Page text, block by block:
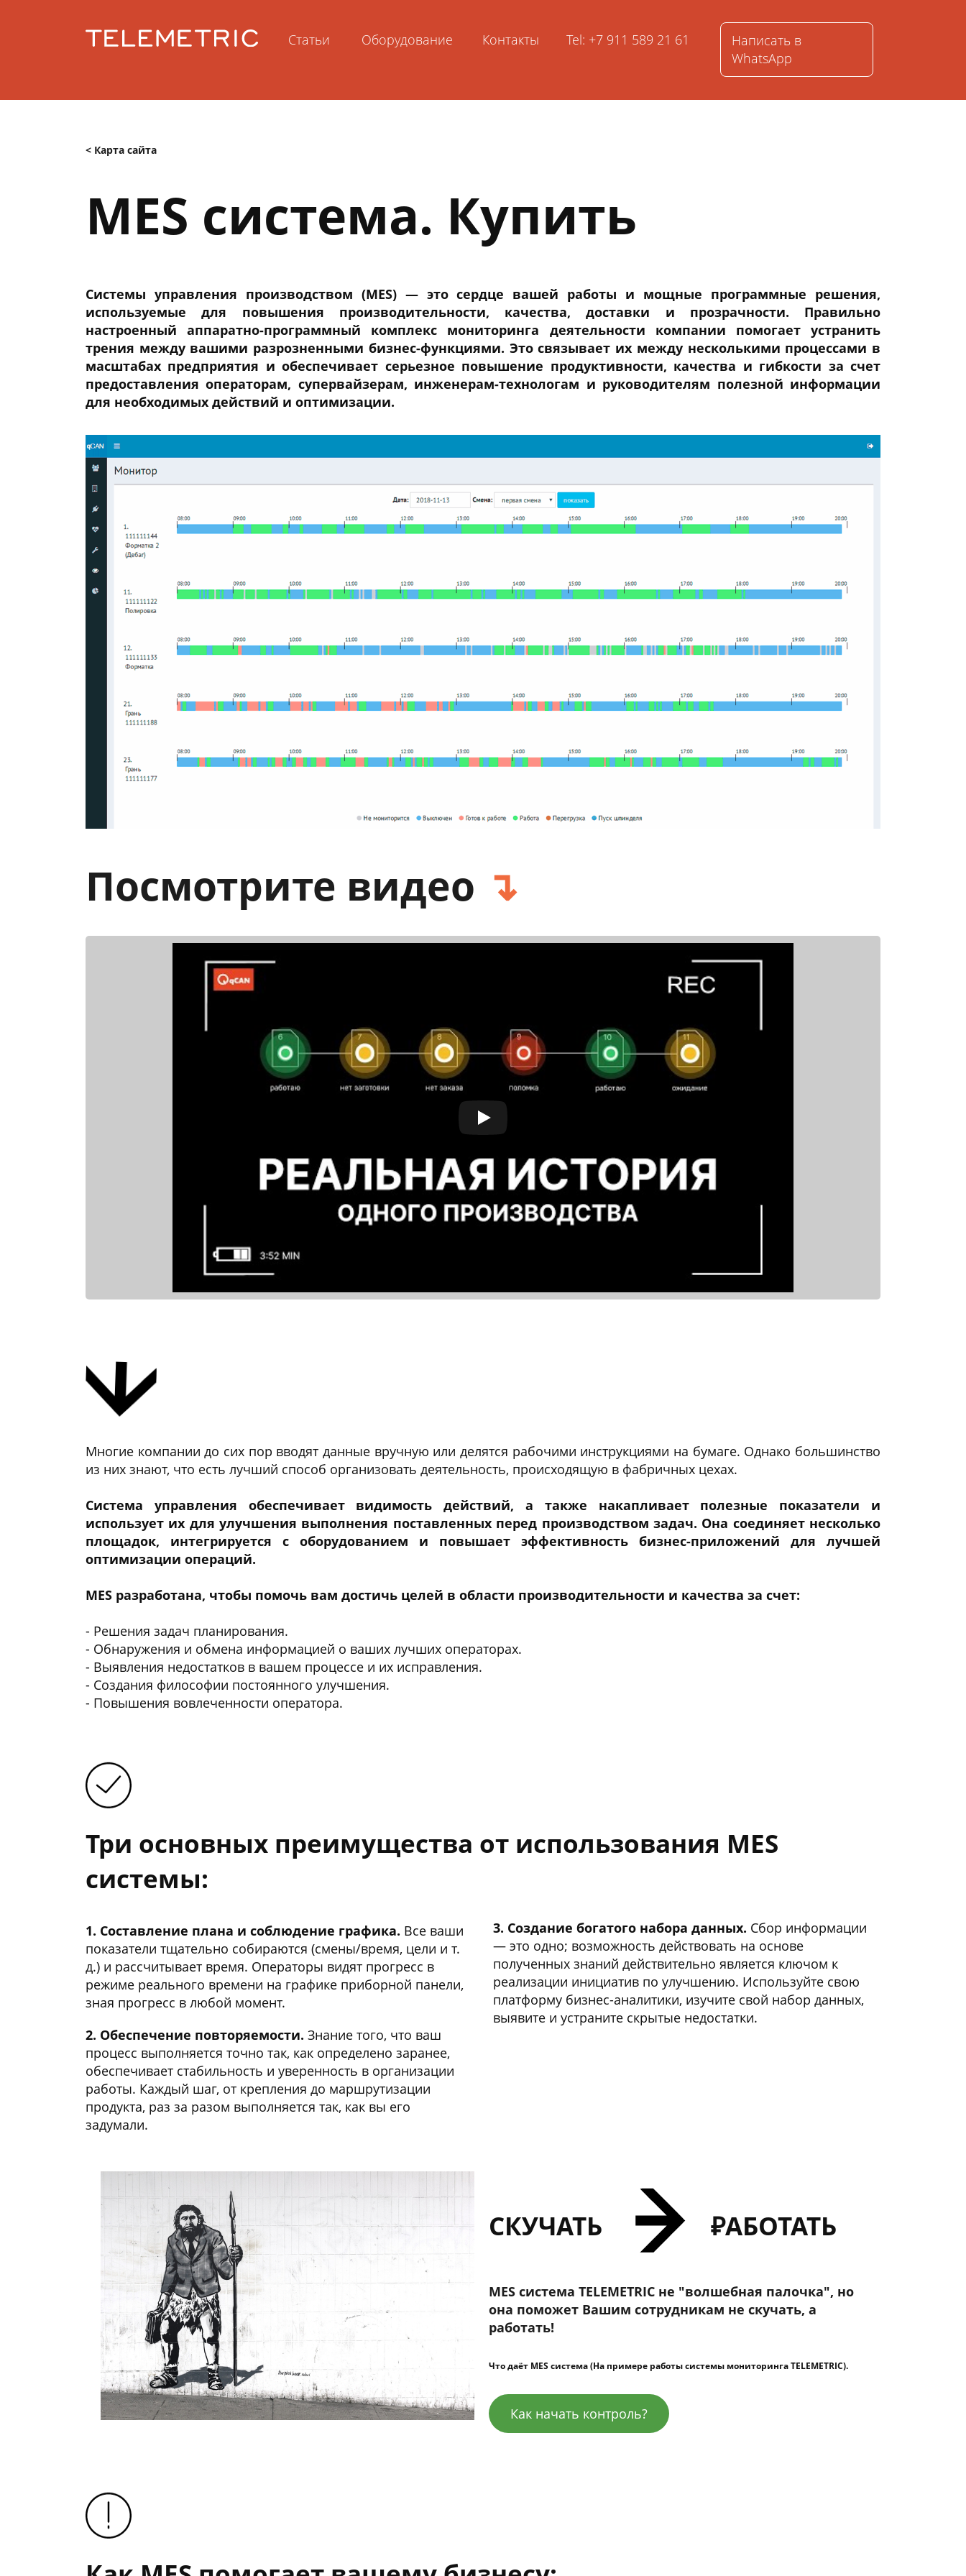
Статьи Оборудование Контакты Tel: +7 911 589 21 61
Написать в
WhatsApp
< Карта сайта
MES система. Купить
Системы управления производством (MES) — это сердце вашей работы и мощные программные решения,
используемые для повышения производительности, качества, доставки и прозрачности. Правильно
настроенный аппаратно-программный комплекс мониторинга деятельности компании помогает устранить
трения между вашими разрозненными бизнес-функциями. Это связывает их между несколькими процессами в
масштабах предприятия и обеспечивает серьезное повышение продуктивности, качества и гибкости за счет
предоставления операторам, супервайзерам, инженерам-технологам и руководителям полезной информации
для необходимых действий и оптимизации.
Посмотрите видео ↴
Многие компании до сих пор вводят данные вручную или делятся рабочими инструкциями на бумаге. Однако большинство
из них знают, что есть лучший способ организовать деятельность, происходящую в фабричных цехах.
Система управления обеспечивает видимость действий, а также накапливает полезные показатели и
использует их для улучшения выполнения поставленных перед производством задач. Она соединяет несколько
площадок, интегрируется с оборудованием и повышает эффективность бизнес-приложений для лучшей
оптимизации операций.
MES разработана, чтобы помочь вам достичь целей в области производительности и качества за счет:
- Решения задач планирования.
- Обнаружения и обмена информацией о ваших лучших операторах.
- Выявления недостатков в вашем процессе и их исправления.
- Создания философии постоянного улучшения.
- Повышения вовлеченности оператора.
Три основных преимущества от использования MES
системы:
1. Составление плана и соблюдение графика. Все ваши
показатели тщательно собираются (смены/время, цели и т.
д.) и рассчитывает время. Операторы видят прогресс в
режиме реального времени на графике приборной панели,
зная прогресс в любой момент.
2. Обеспечение повторяемости. Знание того, что ваш
процесс выполняется точно так, как определено заранее,
обеспечивает стабильность и уверенность в организации
работы. Каждый шаг, от крепления до маршрутизации
продукта, раз за разом выполняется так, как вы его
задумали.
3. Создание богатого набора данных. Сбор информации
— это одно; возможность действовать на основе
полученных знаний действительно является ключом к
реализации инициатив по улучшению. Используйте свою
платформу бизнес-аналитики, изучите свой набор данных,
выявите и устраните скрытые недостатки.
СКУЧАТЬ ₽АБОТАТЬ
MES система TELEMETRIC не "волшебная палочка", но
она поможет Вашим сотрудникам не скучать, а
работать!
Что даёт MES система (На примере работы системы мониторинга TELEMETRIC).
Как начать контроль?